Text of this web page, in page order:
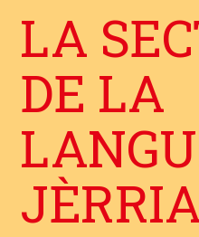
LA
DE LA